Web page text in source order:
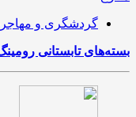
گردشگری و
بسته‌های تابستانی